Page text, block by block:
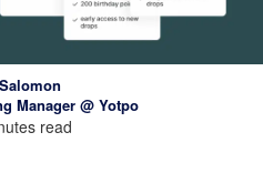
Manager @ Yotpo
read